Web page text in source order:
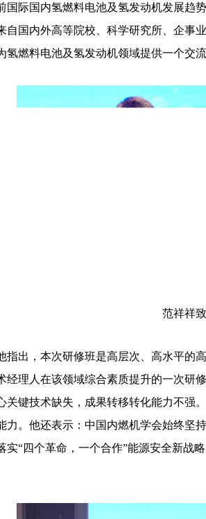
国际国内氢燃料电池及氢发动机发展趋
自国内外高等院校、科学研究所、企事
氢燃料电池及氢发动机领域提供一个交
范祥祥
指出，本次研修班是高层次、高水平的
经理人在该领域综合素质提升的一次研
关键技术缺失，成果转移转化能力不强
力。他还表示：中国内燃机学会始终坚
实“四个革命，一个合作”能源安全新战